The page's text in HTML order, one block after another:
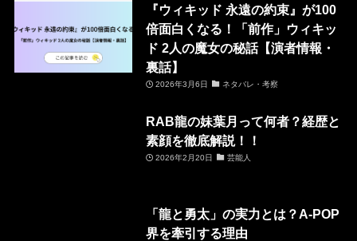
『ウィキッド 永遠の約束』が100
倍面白くなる！「前作」ウィキッ
ド 2人の魔女の秘話【演者情報・
裏話】
2026年3月6日 ネタバレ・考察
RAB龍の妹葉月って何者？経歴と
素顔を徹底解説！！
2026年2月20日 芸能人
「龍と勇太」の実力とは？A-POP
界を牽引する理由